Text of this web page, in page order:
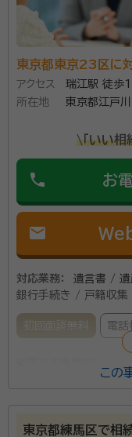
一括して代行する
料は無料ですので
東京都東京23区に
アクセス
瑞江駅 徒歩
所在地
東京都江戸
\「いい相
phone お
mail
対応業務：
遺言書 /
銀行手続き / 戸籍収集
初回面談無料 電話
この
東京都練馬区で相